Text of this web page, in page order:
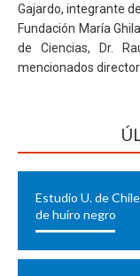
Gajardo, integrante
Fundación María
de Ciencias, Dr.
mencionados
Estudio U. de
de huiro negro